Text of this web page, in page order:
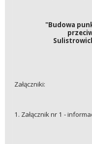
"Budowa
Załączniki:
1. Załącznik nr 1 -